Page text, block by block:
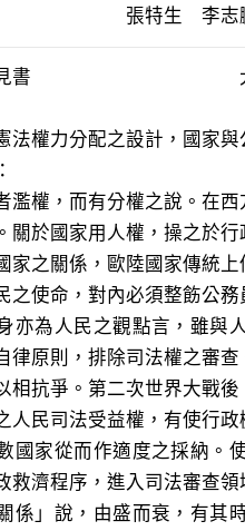
意見書 大法
法權力分配之設計，國家
濫權，而有分權之說。在
關於國家用人權，操之於
家之關係，歐陸國家傳統
之使命，對內必須整飭公
亦為人民之觀點言，雖與
律原則，排除司法權之審
相抗爭。第二次世界大戰
人民司法受益權，有使行
國家從而作適度之採納。
救濟程序，進入司法審查領
係」說，由盛而衰，有